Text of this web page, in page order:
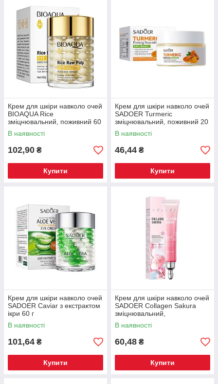
Крем для шкіри навколо очей
BIOAQUA Rice
зміцнювальний, поживний 60
гВ наявності
102,90 ₴
Купити
Крем для шкіри навколо очей
SADOER Turmeric
зміцнювальний, поживний 20
гВ наявності
46,44 ₴
Купити
Крем для шкіри навколо очей
SADOER Caviar з екстрактом
ікри 60 г
В наявності
101,64 ₴
Купити
Крем для шкіри навколо очей
SADOER Collagen Sakura
зміцнювальний,
зволожувальний 20 г
В наявності
60,48 ₴
Купити